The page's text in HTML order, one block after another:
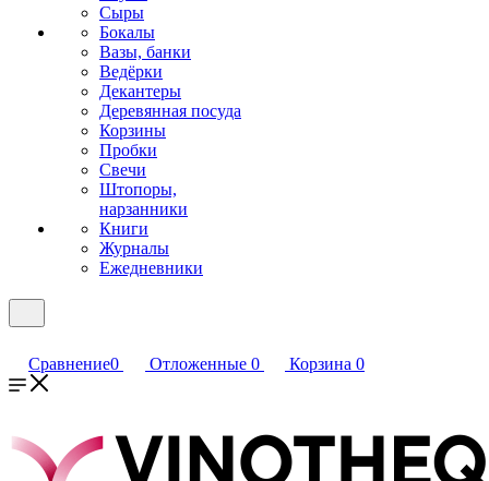
Сыры
Бокалы
Вазы, банки
Ведёрки
Декантеры
Деревянная посуда
Корзины
Пробки
Свечи
Штопоры,
нарзанники
Книги
Журналы
Ежедневники
Сравнение0 Отложенные 0 Корзина 0